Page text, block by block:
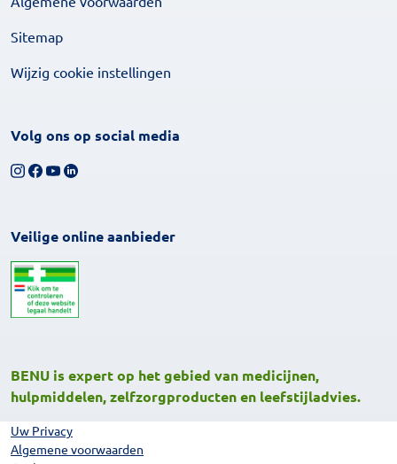
Sitemap
Wijzig cookie instellingen
Volg ons op social media
Volg ons op Instagram
Volg ons op Facebook
Bekijk ons YouTube-kanaal
Volg ons op LinkedIn
Veilige online aanbieder
BENU is expert op het gebied van medicijnen,
hulpmiddelen, zelfzorgproducten en leefstijladvies.
Uw Privacy
Algemene voorwaarden